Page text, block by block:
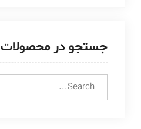
جستجو در محصولات
Search